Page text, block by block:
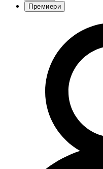
Премиери